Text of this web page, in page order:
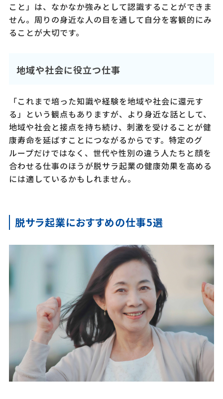
こと」は、なかなか強みとして認識することができま
せん。周りの身近な人の目を通して自分を客観的にみ
ることが大切です。
地域や社会に役立つ仕事
「これまで培った知識や経験を地域や社会に還元す
る」という観点もありますが、より身近な話として、
地域や社会と接点を持ち続け、刺激を受けることが健
康寿命を延ばすことにつながるからです。特定のグ
ループだけではなく、世代や性別の違う人たちと顔を
合わせる仕事のほうが脱サラ起業の健康効果を高める
には適しているかもしれません。
脱サラ起業におすすめの仕事5選